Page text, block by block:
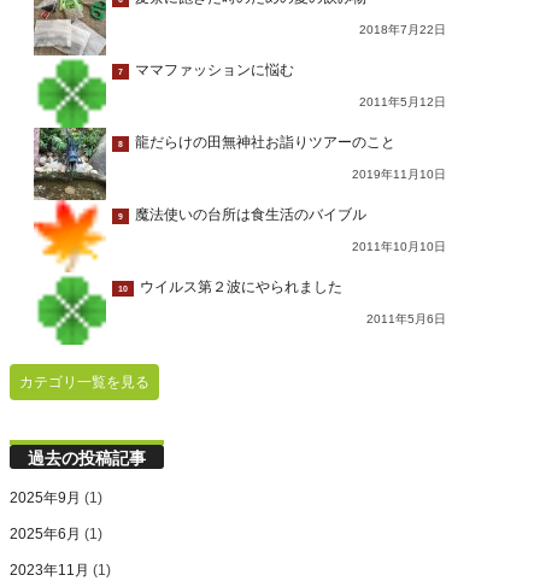
2018年7月22日
7 ママファッションに悩む
2011年5月12日
8 龍だらけの田無神社お詣りツアーのこと
2019年11月10日
9 魔法使いの台所は食生活のバイブル
2011年10月10日
10 ウイルス第２波にやられました
2011年5月6日
カテゴリ一覧を見る
過去の投稿記事
2025年9月 (1)
2025年6月 (1)
2023年11月 (1)